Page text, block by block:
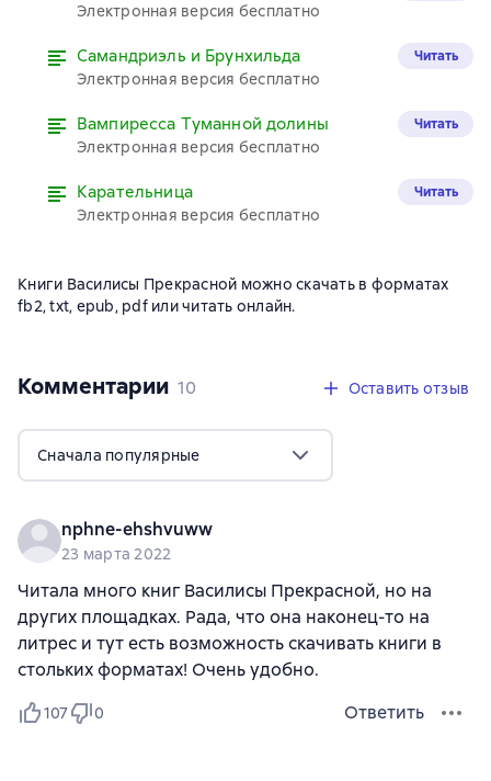
Электронная версия бесплатно
Самандриэль и Брунхильда
Электронная версия бесплатно
Читать
Вампиресса Туманной долины
Электронная версия бесплатно
Читать
Карательница
Электронная версия бесплатно
Читать
Книги Василисы Прекрасной можно скачать в форматах
fb2, txt, epub, pdf или читать онлайн.
Комментарии 10 отзывов
10 Оставить отзыв
Сначала популярные
nphne-ehshvuww
23 марта 2022
Читала много книг Василисы Прекрасной, но на
других площадках. Рада, что она наконец-то на
литрес и тут есть возможность скачивать книги в
стольких форматах! Очень удобно.
107 0 Ответить